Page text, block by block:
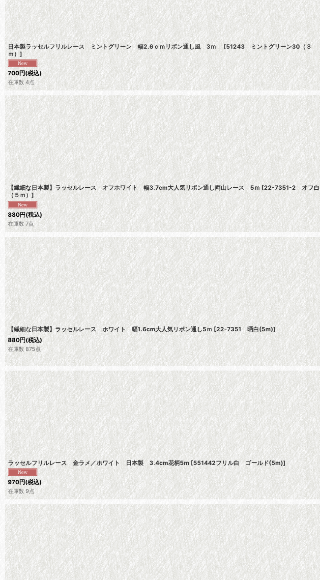
日本製ラッセルフリルレース ミントグリーン 幅2.6ｃｍリボン通し風 3ｍ [51243 ミントグリーン30（３
ｍ）]
700円(税込)
在庫数 4点
【繊細な日本製】ラッセルレース オフホワイト 幅3.7cm大人気リボン通し両山レース 5ｍ [22-7351-2 オフ白
（５ｍ）]
880円(税込)
在庫数 7点
【繊細な日本製】ラッセルレース ホワイト 幅1.6cm大人気リボン通し5ｍ [22-7351 晒白(5m)]
880円(税込)
在庫数 875点
ラッセルフリルレース 金ラメ／ホワイト 日本製 3.4cm花柄5m [551442フリル白 ゴールド(5m)]
970円(税込)
在庫数 9点